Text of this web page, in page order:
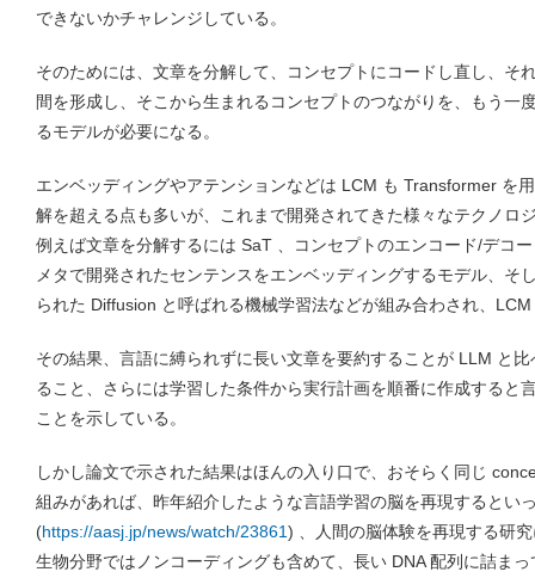
できないかチャレンジしている。
そのためには、文章を分解して、コンセプトにコードし直し、そ
間を形成し、そこから生まれるコンセプトのつながりを、もう一
るモデルが必要になる。
エンベッディングやアテンションなどは LCM も Transformer を
解を超える点も多いが、これまで開発されてきた様々なテクノロ
例えば文章を分解するには SaT 、コンセプトのエンコード/デコ
メタで開発されたセンテンスをエンベッディングするモデル、そ
られた Diffusion と呼ばれる機械学習法などが組み合わされ、
その結果、言語に縛られずに長い文章を要約することが LLM と
ること、さらには学習した条件から実行計画を順番に作成すると
ことを示している。
しかし論文で示された結果はほんの入り口で、おそらく同じ
組みがあれば、昨年紹介したような言語学習の脳を再現するとい
(https://aasj.jp/news/watch/23861) 、人間の脳体験を再現する研
生物分野ではノンコーディングも含めて、長い DNA 配列に詰ま